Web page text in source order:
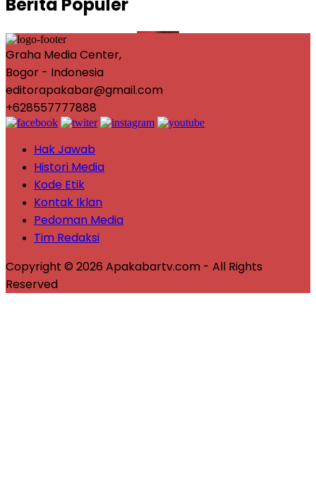
Berita Populer
Graha Media Center,
Bogor - Indonesia
editorapakabar@gmail.com
+628557777888
Hak Jawab
Histori Media
Kode Etik
Kontak Iklan
Pedoman Media
Tim Redaksi
Copyright © 2026 Apakabartv.com - All Rights
Reserved